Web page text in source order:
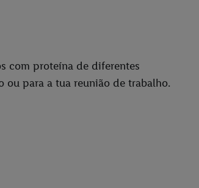
com proteína de diferentes
ou para a tua reunião de trabalho.